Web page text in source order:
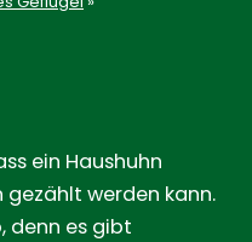
ein Haushuhn
werden kann.
denn es gibt